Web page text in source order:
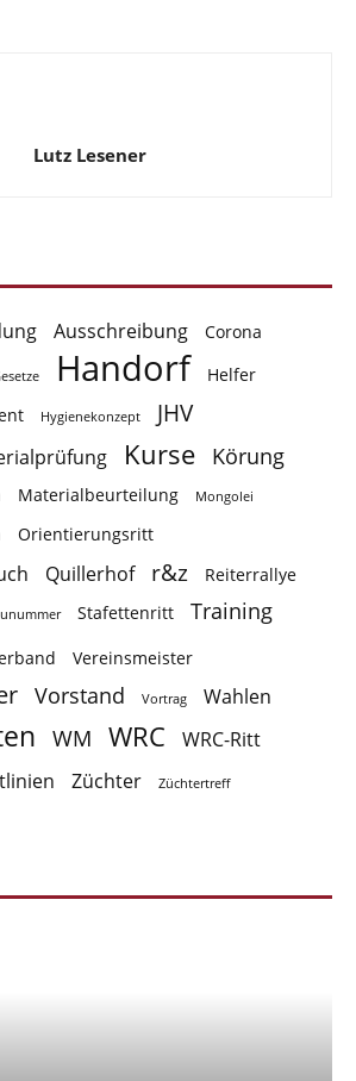
Lutz Lesener
Ausschreibung
Corona
Handorf
Helfer
Hygienekonzept JHV
Kurse Körung
Materialbeurteilung Mongolei
Orientierungsritt
Quillerhof r&z
Reiterrallye
Stafettenritt Training
Vereinsmeister
Vorstand Vortrag Wahlen
WM WRC WRC-Ritt
Züchter Züchtertreff